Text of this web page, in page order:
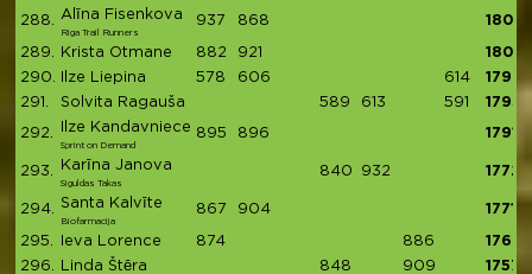
288. Alīna Fisenkova
Riga Trail Runners
937 868 1805
289. Krista Otmane 882 921
1803
290.
Ilze Liepina 578 606 614
1798
291.
Solvita Ragauša 589 613 591 1793
292. Ilze Kandavniece
Sprint on Demand
895 896 1791
293. Karīna Janova
Siguldas Takas
840 932 1772
294. Santa Kalvīte
Biofarmacija
867 904 1771
295. Ieva Lorence 874 886
1760
296.
Linda Štēra 848 909
1757